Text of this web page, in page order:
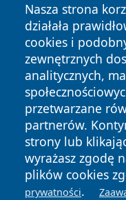
Nasza strona
działała
cookies i
zewnętrznych
analitycznych,
przetwarzane
partnerów.
strony lub
wyrażasz zgodę
plików cookies
prywatności.
Copyright © 2026
zastrzeżone.
News Autorzy